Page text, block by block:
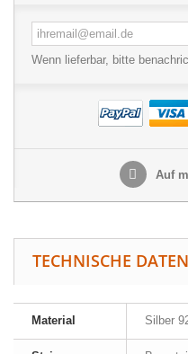
Wenn lieferbar, bitte
Auf
TECHNISCHE DATEN
Material Silber